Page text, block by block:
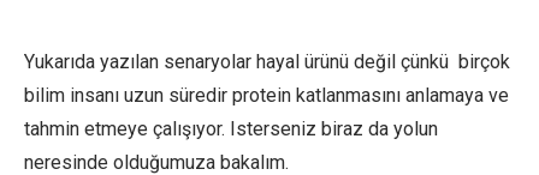
Yukarıda yazılan senaryolar hayal ürünü değil çünkü birçok
bilim insanı uzun süredir protein katlanmasını anlamaya ve
tahmin etmeye çalışıyor. Isterseniz biraz da yolun
neresinde olduğumuza bakalım.